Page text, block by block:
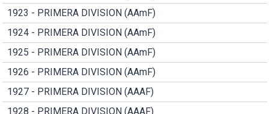
1923 - PRIMERA DIVISION (AAmF)
1924 - PRIMERA DIVISION (AAmF)
1925 - PRIMERA DIVISION (AAmF)
1926 - PRIMERA DIVISION (AAmF)
1927 - PRIMERA DIVISION (AAAF)
1928 - PRIMERA DIVISION (AAAF)